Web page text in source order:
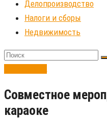
Делопроизводство
Налоги и сборы
Недвижимость
Совместное
караоке